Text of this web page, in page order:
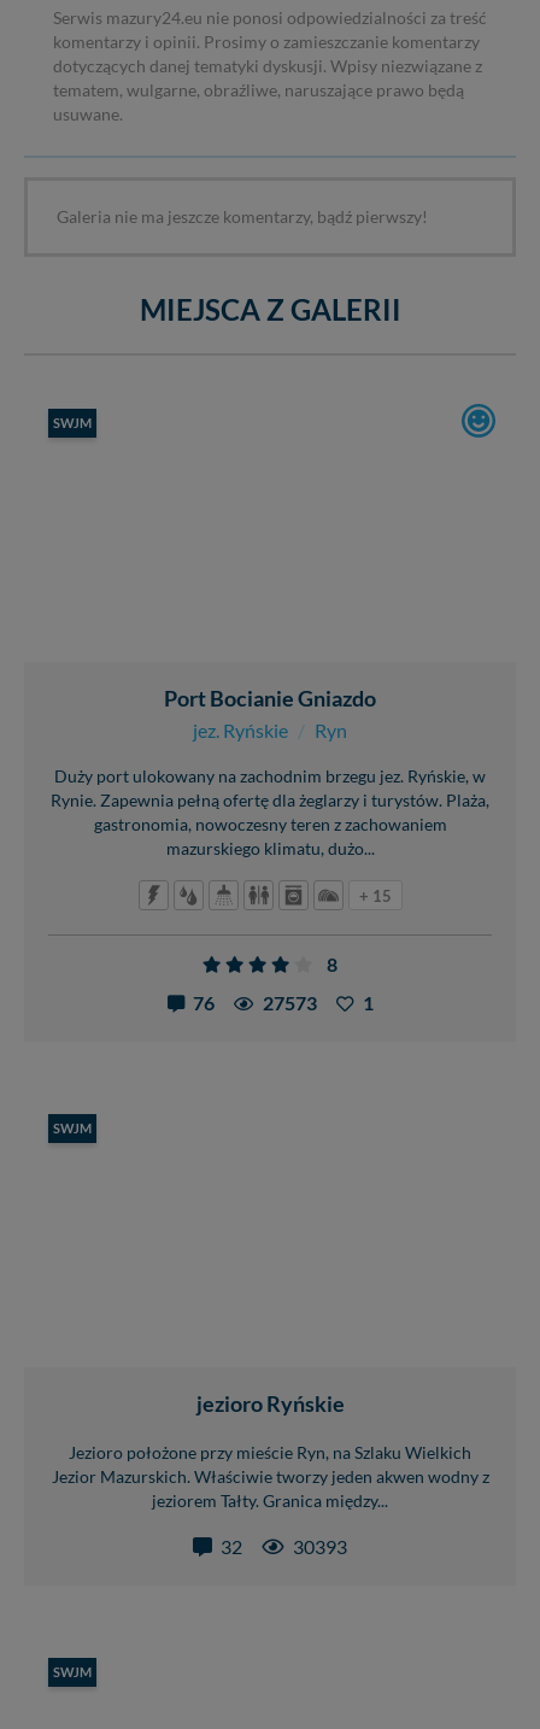
Serwis mazury24.eu nie ponosi odpowiedzialności za treść
komentarzy i opinii. Prosimy o zamieszczanie komentarzy
dotyczących danej tematyki dyskusji. Wpisy niezwiązane z
tematem, wulgarne, obraźliwe, naruszające prawo będą
usuwane.
Galeria nie ma jeszcze komentarzy, bądź pierwszy!
MIEJSCA Z GALERII
SWJM
Port Bocianie Gniazdo
jez. Ryńskie / Ryn
Duży port ulokowany na zachodnim brzegu jez. Ryńskie, w
Rynie. Zapewnia pełną ofertę dla żeglarzy i turystów. Plaża,
gastronomia, nowoczesny teren z zachowaniem
mazurskiego klimatu, dużo...
+ 15
8
76
27573 1
SWJM
jezioro Ryńskie
Jezioro położone przy mieście Ryn, na Szlaku Wielkich
Jezior Mazurskich. Właściwie tworzy jeden akwen wodny z
jeziorem Tałty. Granica między...
32 30393
SWJM